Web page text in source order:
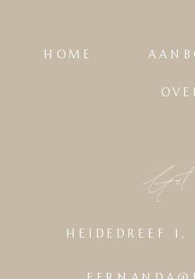
HEIDEDREEF 1,
Get
HOME